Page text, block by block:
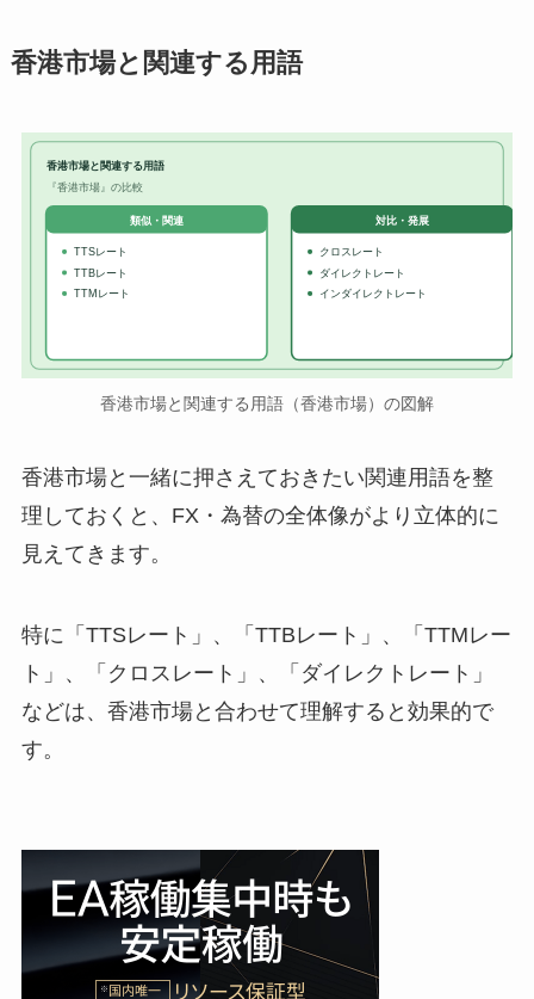
香港市場と関連する用語
香港市場と関連する用語
『香港市場』の比較
類似・関連
TTSレート
TTBレート
TTMレート
対比・発展
クロスレート
ダイレクトレート
インダイレクトレート
香港市場と関連する用語（香港市場）の図解
香港市場と一緒に押さえておきたい関連用語を整
理しておくと、FX・為替の全体像がより立体的に
見えてきます。
特に「TTSレート」、「TTBレート」、「TTMレー
ト」、「クロスレート」、「ダイレクトレート」
などは、香港市場と合わせて理解すると効果的で
す。